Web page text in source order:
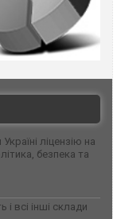
ліцензію на
безпека та
всі інші склади